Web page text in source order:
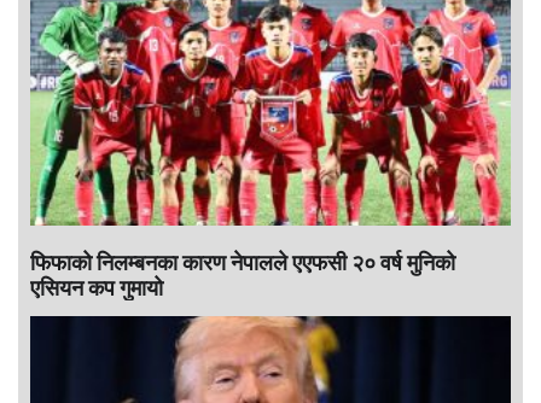
फिफाको निलम्बनका कारण नेपालले एएफसी २० वर्ष मुनिको
एसियन कप गुमायो